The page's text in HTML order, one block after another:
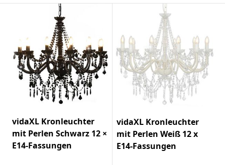
vidaXL Kronleuchter
mit Perlen Schwarz 12 ×
E14-Fassungen
vidaXL Kronleuchter
mit Perlen Weiß 12 x
E14-Fassungen